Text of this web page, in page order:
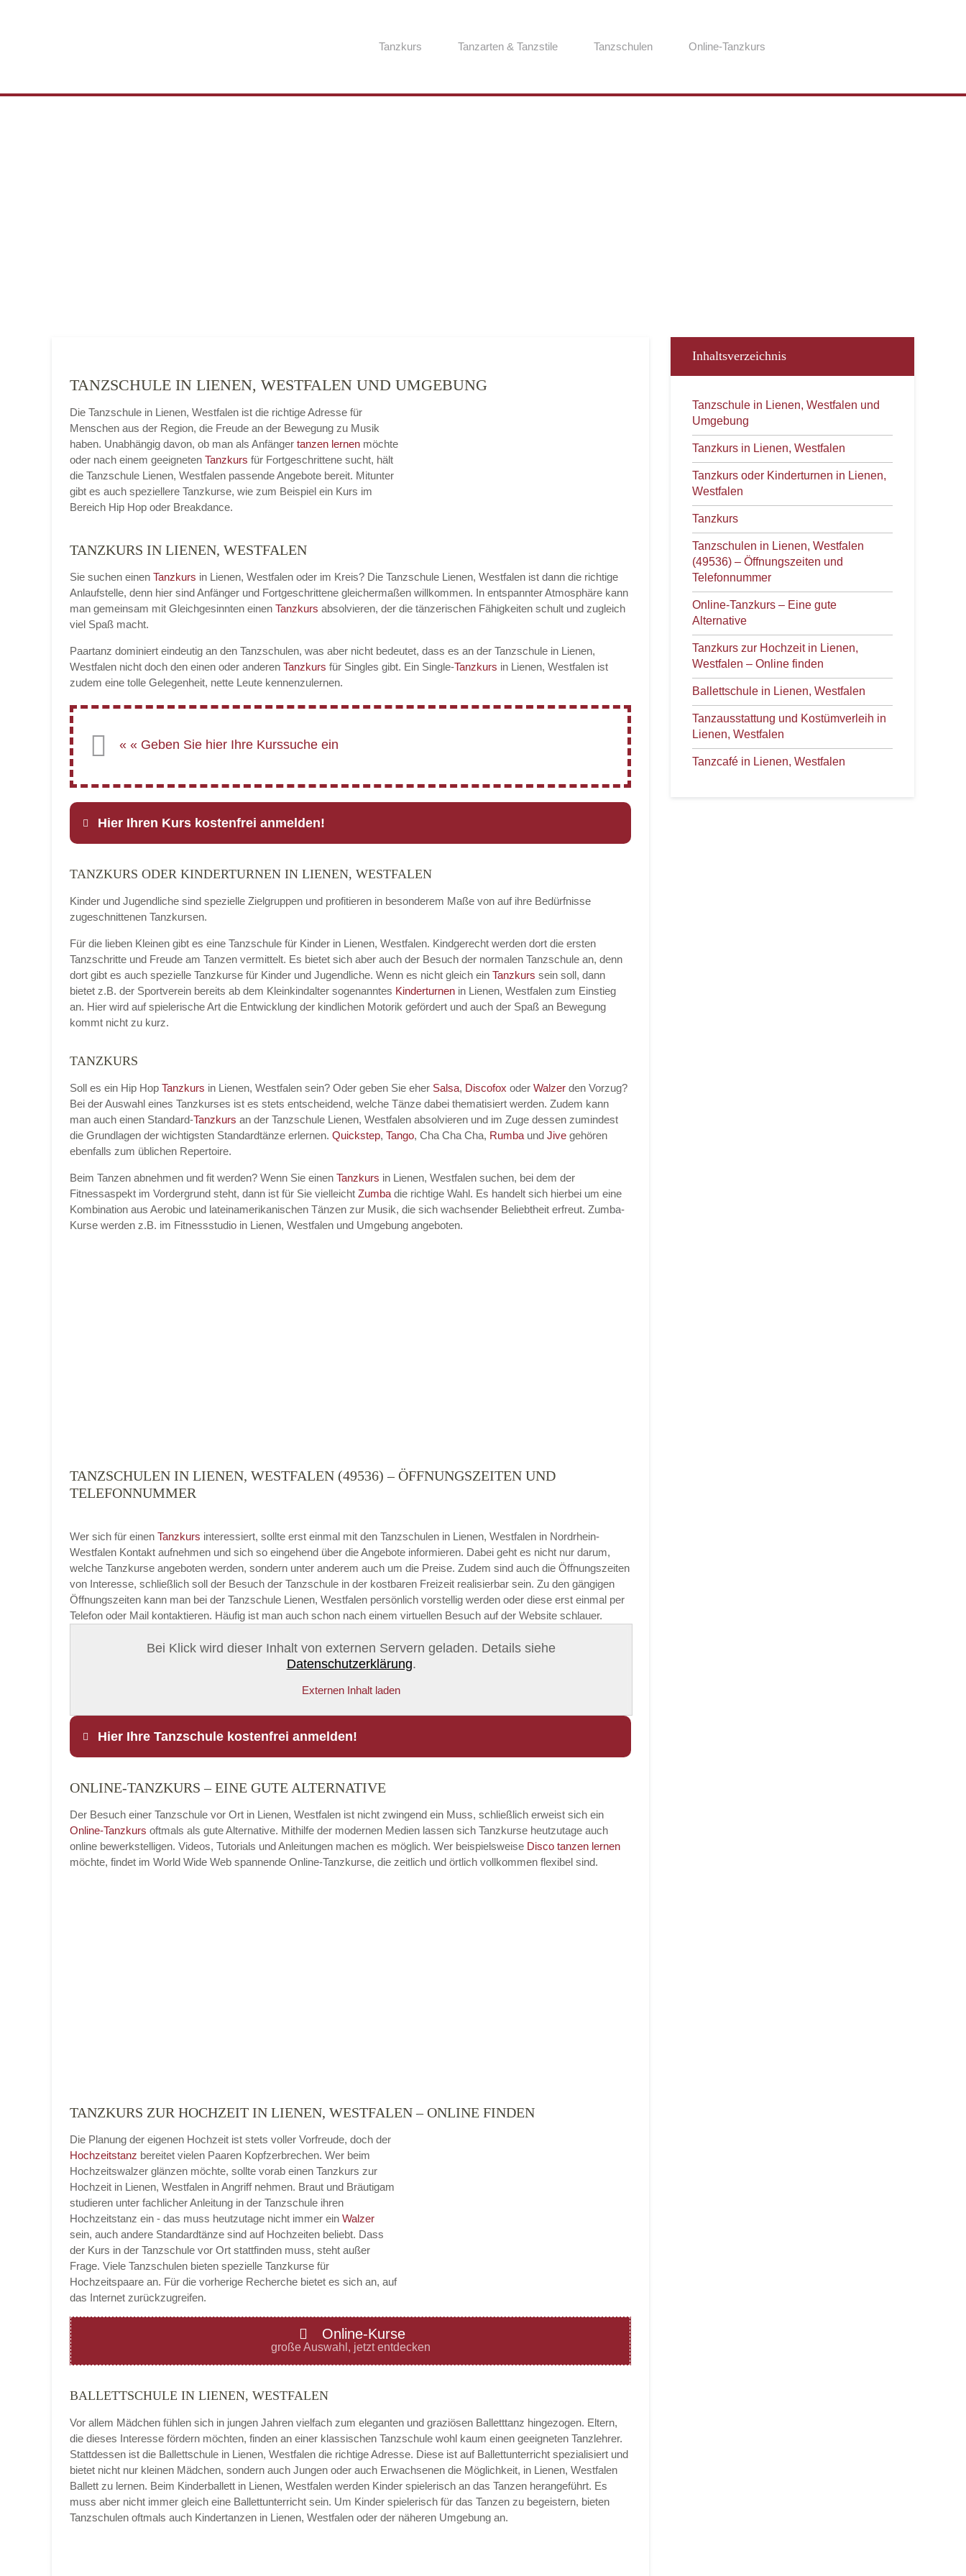
Tanzkurs Tanzarten & Tanzstile Tanzschulen Online-Tanzkurs
TANZSCHULE IN LIENEN, WESTFALEN UND UMGEBUNG
Die Tanzschule in Lienen, Westfalen ist die richtige Adresse für
Menschen aus der Region, die Freude an der Bewegung zu Musik
haben. Unabhängig davon, ob man als Anfänger tanzen lernen möchte
oder nach einem geeigneten Tanzkurs für Fortgeschrittene sucht, hält
die Tanzschule Lienen, Westfalen passende Angebote bereit. Mitunter
gibt es auch speziellere Tanzkurse, wie zum Beispiel ein Kurs im
Bereich Hip Hop oder Breakdance.
TANZKURS IN LIENEN, WESTFALEN
Sie suchen einen Tanzkurs in Lienen, Westfalen oder im Kreis? Die Tanzschule Lienen, Westfalen ist dann die richtige
Anlaufstelle, denn hier sind Anfänger und Fortgeschrittene gleichermaßen willkommen. In entspannter Atmosphäre kann
man gemeinsam mit Gleichgesinnten einen Tanzkurs absolvieren, der die tänzerischen Fähigkeiten schult und zugleich
viel Spaß macht.
Paartanz dominiert eindeutig an den Tanzschulen, was aber nicht bedeutet, dass es an der Tanzschule in Lienen,
Westfalen nicht doch den einen oder anderen Tanzkurs für Singles gibt. Ein Single-Tanzkurs in Lienen, Westfalen ist
zudem eine tolle Gelegenheit, nette Leute kennenzulernen.
Hier Ihren Kurs kostenfrei anmelden!
E-Mail*
Kontakt E-Mail
Kontakt Telefonnummer
Mit Absenden der Daten akzeptiere ich die
ABSENDEN
TANZKURS ODER KINDERTURNEN IN LIENEN, WESTFALEN
Kinder und Jugendliche sind spezielle Zielgruppen und profitieren in besonderem Maße von auf ihre Bedürfnisse
zugeschnittenen Tanzkursen.
Für die lieben Kleinen gibt es eine Tanzschule für Kinder in Lienen, Westfalen. Kindgerecht werden dort die ersten
Tanzschritte und Freude am Tanzen vermittelt. Es bietet sich aber auch der Besuch der normalen Tanzschule an, denn
dort gibt es auch spezielle Tanzkurse für Kinder und Jugendliche. Wenn es nicht gleich ein Tanzkurs sein soll, dann
bietet z.B. der Sportverein bereits ab dem Kleinkindalter sogenanntes Kinderturnen in Lienen, Westfalen zum Einstieg
an. Hier wird auf spielerische Art die Entwicklung der kindlichen Motorik gefördert und auch der Spaß an Bewegung
kommt nicht zu kurz.
TANZKURS
Soll es ein Hip Hop Tanzkurs in Lienen, Westfalen sein? Oder geben Sie eher Salsa, Discofox oder Walzer den Vorzug?
Bei der Auswahl eines Tanzkurses ist es stets entscheidend, welche Tänze dabei thematisiert werden. Zudem kann
man auch einen Standard-Tanzkurs an der Tanzschule Lienen, Westfalen absolvieren und im Zuge dessen zumindest
die Grundlagen der wichtigsten Standardtänze erlernen. Quickstep, Tango, Cha Cha Cha, Rumba und Jive gehören
ebenfalls zum üblichen Repertoire.
Beim Tanzen abnehmen und fit werden? Wenn Sie einen Tanzkurs in Lienen, Westfalen suchen, bei dem der
Fitnessaspekt im Vordergrund steht, dann ist für Sie vielleicht Zumba die richtige Wahl. Es handelt sich hierbei um eine
Kombination aus Aerobic und lateinamerikanischen Tänzen zur Musik, die sich wachsender Beliebtheit erfreut. Zumba-
Kurse werden z.B. im Fitnessstudio in Lienen, Westfalen und Umgebung angeboten.
TANZSCHULEN IN LIENEN, WESTFALEN (49536) – ÖFFNUNGSZEITEN UND
TELEFONNUMMER
Wer sich für einen Tanzkurs interessiert, sollte erst einmal mit den Tanzschulen in Lienen, Westfalen in Nordrhein-
Westfalen Kontakt aufnehmen und sich so eingehend über die Angebote informieren. Dabei geht es nicht nur darum,
welche Tanzkurse angeboten werden, sondern unter anderem auch um die Preise. Zudem sind auch die Öffnungszeiten
von Interesse, schließlich soll der Besuch der Tanzschule in der kostbaren Freizeit realisierbar sein. Zu den gängigen
Öffnungszeiten kann man bei der Tanzschule Lienen, Westfalen persönlich vorstellig werden oder diese erst einmal per
Telefon oder Mail kontaktieren. Häufig ist man auch schon nach einem virtuellen Besuch auf der Website schlauer.
Bei Klick wird dieser Inhalt von externen Servern geladen. Details siehe
Datenschutzerklärung.
Externen Inhalt laden
Hier Ihre Tanzschule kostenfrei anmelden!
E-Mail*
Telefonnummer
E-Mail-Adresse
—
HINZUFÜGEN
Mittwoch — ÖFFNUNGSZEITEN
HINZUFÜGEN
ONLINE-TANZKURS – EINE GUTE ALTERNATIVE
Der Besuch einer Tanzschule vor Ort in Lienen, Westfalen ist nicht zwingend ein Muss, schließlich erweist sich ein
Online-Tanzkurs oftmals als gute Alternative. Mithilfe der modernen Medien lassen sich Tanzkurse heutzutage auch
online bewerkstelligen. Videos, Tutorials und Anleitungen machen es möglich. Wer beispielsweise Disco tanzen lernen
möchte, findet im World Wide Web spannende Online-Tanzkurse, die zeitlich und örtlich vollkommen flexibel sind.
TANZKURS ZUR HOCHZEIT IN LIENEN, WESTFALEN – ONLINE FINDEN
Die Planung der eigenen Hochzeit ist stets voller Vorfreude, doch der
Hochzeitstanz bereitet vielen Paaren Kopfzerbrechen. Wer beim
Hochzeitswalzer glänzen möchte, sollte vorab einen Tanzkurs zur
Hochzeit in Lienen, Westfalen in Angriff nehmen. Braut und Bräutigam
studieren unter fachlicher Anleitung in der Tanzschule ihren
Hochzeitstanz ein - das muss heutzutage nicht immer ein Walzer
sein, auch andere Standardtänze sind auf Hochzeiten beliebt. Dass
der Kurs in der Tanzschule vor Ort stattfinden muss, steht außer
Frage. Viele Tanzschulen bieten spezielle Tanzkurse für
Hochzeitspaare an. Für die vorherige Recherche bietet es sich an, auf
das Internet zurückzugreifen.
Online-Kurse
große Auswahl, jetzt entdecken
BALLETTSCHULE IN LIENEN, WESTFALEN
Vor allem Mädchen fühlen sich in jungen Jahren vielfach zum eleganten und graziösen Balletttanz hingezogen. Eltern,
die dieses Interesse fördern möchten, finden an einer klassischen Tanzschule wohl kaum einen geeigneten Tanzlehrer.
Stattdessen ist die Ballettschule in Lienen, Westfalen die richtige Adresse. Diese ist auf Ballettunterricht spezialisiert und
bietet nicht nur kleinen Mädchen, sondern auch Jungen oder auch Erwachsenen die Möglichkeit, in Lienen, Westfalen
Ballett zu lernen. Beim Kinderballett in Lienen, Westfalen werden Kinder spielerisch an das Tanzen herangeführt. Es
muss aber nicht immer gleich eine Ballettunterricht sein. Um Kinder spielerisch für das Tanzen zu begeistern, bieten
Tanzschulen oftmals auch Kindertanzen in Lienen, Westfalen oder der näheren Umgebung an.
Inhaltsverzeichnis
Tanzschule in Lienen, Westfalen und
Umgebung
Tanzkurs in Lienen, Westfalen
Tanzkurs oder Kinderturnen in Lienen,
Westfalen
Tanzkurs
Tanzschulen in Lienen, Westfalen
(49536) – Öffnungszeiten und
Telefonnummer
Online-Tanzkurs – Eine gute
Alternative
Tanzkurs zur Hochzeit in Lienen,
Westfalen – Online finden
Ballettschule in Lienen, Westfalen
Tanzausstattung und Kostümverleih in
Lienen, Westfalen
Tanzcafé in Lienen, Westfalen